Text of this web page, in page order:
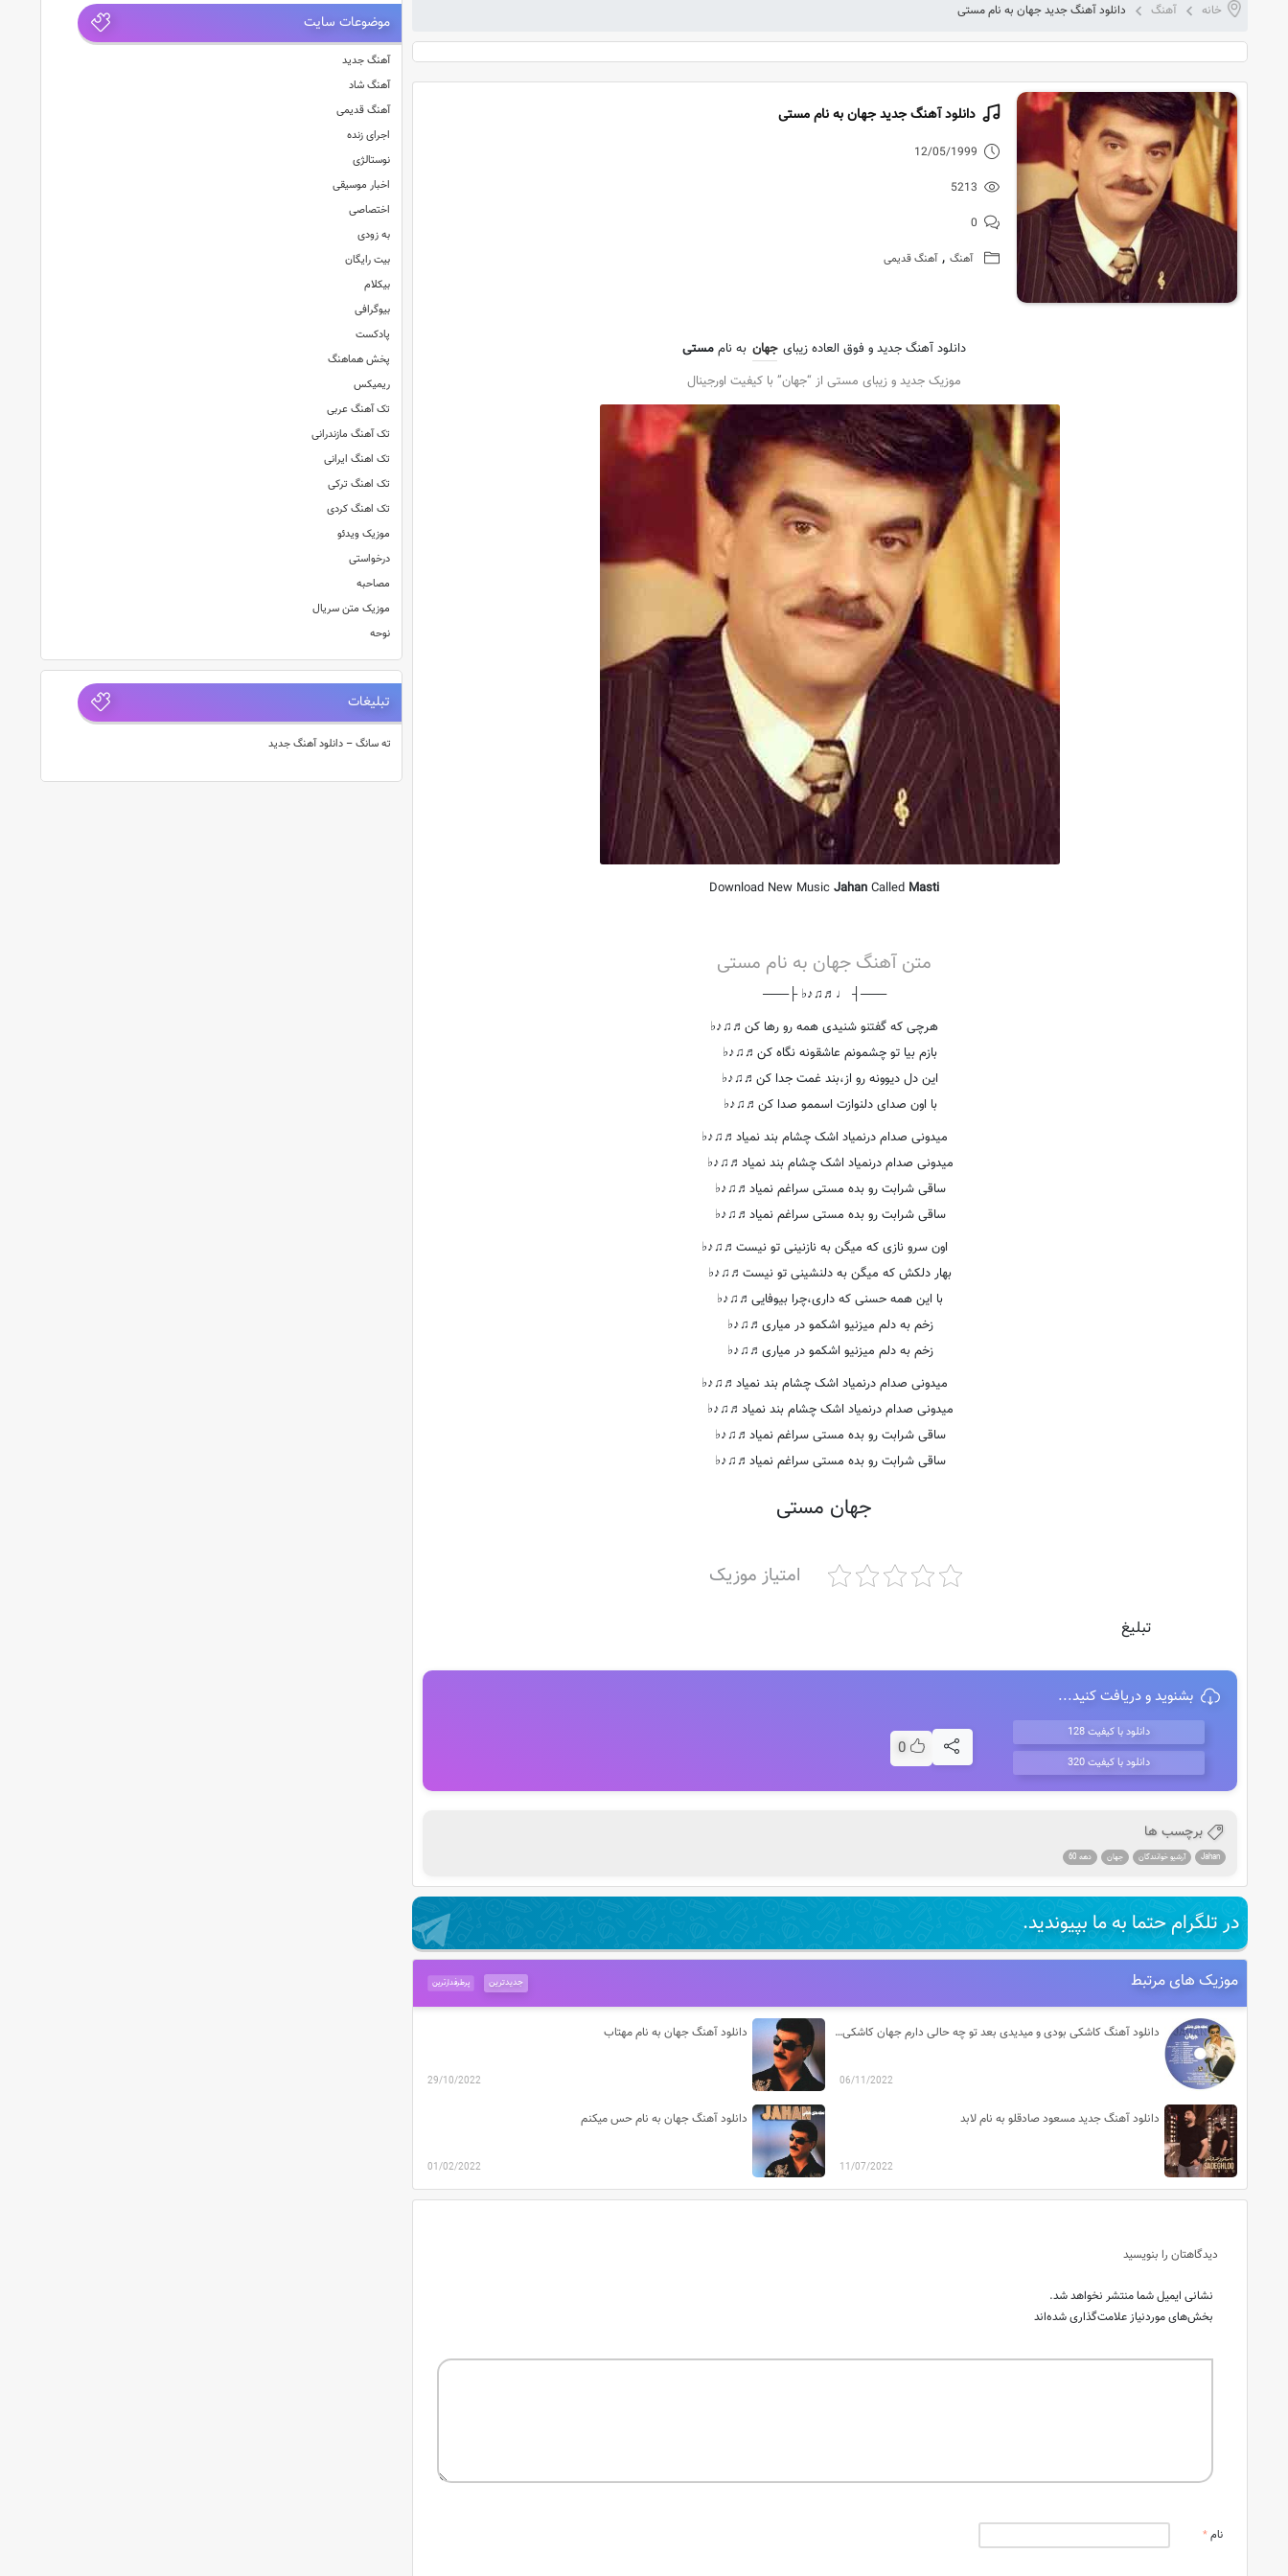
خانه آهنگ دانلود آهنگ جدید جهان به نام مستی
دانلود آهنگ جدید جهان به نام مستی
12/05/1999
5213
0
آهنگ , آهنگ قدیمی
دانلود آهنگ جدید و فوق العاده زیبای جهان به نام مستی
موزیک جدید و زیبای مستی از “جهان” با کیفیت اورجینال
Download New Music Jahan Called Masti
متن آهنگ جهان به نام مستی
───┤ ♩♬♫♪♭ ├───
هرچی که گفتنو شنیدی همه رو رها کن♬♫♪♭
بازم بیا تو چشمونم عاشقونه نگاه کن♬♫♪♭
این دل دیوونه رو از،بند غمت جدا کن♬♫♪♭
با اون صدای دلنوازت اسممو صدا کن♬♫♪♭
میدونی صدام درنمیاد اشک چشام بند نمیاد♬♫♪♭
میدونی صدام درنمیاد اشک چشام بند نمیاد♬♫♪♭
ساقی شرابت رو بده مستی سراغم نمیاد♬♫♪♭
ساقی شرابت رو بده مستی سراغم نمیاد♬♫♪♭
اون سرو نازی که میگن به نازنینی تو نیست♬♫♪♭
بهار دلکش که میگن به دلنشینی تو نیست♬♫♪♭
با این همه حسنی که داری،چرا بیوفایی♬♫♪♭
زخم به دلم میزنیو اشکمو در میاری♬♫♪♭
زخم به دلم میزنیو اشکمو در میاری♬♫♪♭
میدونی صدام درنمیاد اشک چشام بند نمیاد♬♫♪♭
میدونی صدام درنمیاد اشک چشام بند نمیاد♬♫♪♭
ساقی شرابت رو بده مستی سراغم نمیاد♬♫♪♭
ساقی شرابت رو بده مستی سراغم نمیاد♬♫♪♭
جهان مستی
امتیاز موزیک
تبلیغ
بشنوید و دریافت کنید...
دانلود با کیفیت 128
دانلود با کیفیت 320
0
برچسب ها
Jahan آرشیو خوانندگان جهان دهه 60
در تلگرام حتما به ما بپیوندید.
موزیک های مرتبط پرطرفدارترین جدیدترین
دانلود آهنگ کاشکی بودی و میدیدی بعد تو چه حالی دارم جهان کاشکی بودی
06/11/2022
دانلود آهنگ جهان به نام مهتاب
29/10/2022
دانلود آهنگ جدید مسعود صادقلو به نام لابد
11/07/2022
دانلود آهنگ جهان به نام حس میکنم
01/02/2022
دیدگاهتان را بنویسید
نشانی ایمیل شما منتشر نخواهد شد.
بخش‌های موردنیاز علامت‌گذاری شده‌اند
نام*
موضوعات سایت
آهنگ جدید
آهنگ شاد
آهنگ قدیمی
اجرای زنده
نوستالژی
اخبار موسیقی
اختصاصی
به زودی
بیت رایگان
بیکلام
بیوگرافی
پادکست
پخش هماهنگ
ریمیکس
تک آهنگ عربی
تک آهنگ مازندرانی
تک اهنگ ایرانی
تک اهنگ ترکی
تک اهنگ کردی
موزیک ویدئو
درخواستی
مصاحبه
موزیک متن سریال
نوحه
تبلیغات
ته سانگ – دانلود آهنگ جدید